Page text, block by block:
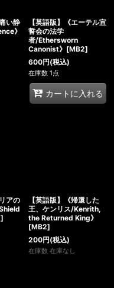
い静
》
【英語版】《エーテル宣
誓会の法学
者/Ethersworn
Canonist》[MB2]
600円(税込)
在庫数 1点
カートに入れる
アの
【英語版】《帰還した
王、ケンリス/Kenrith,
the Returned King》
[MB2]
200円(税込)
在庫数 在庫なし